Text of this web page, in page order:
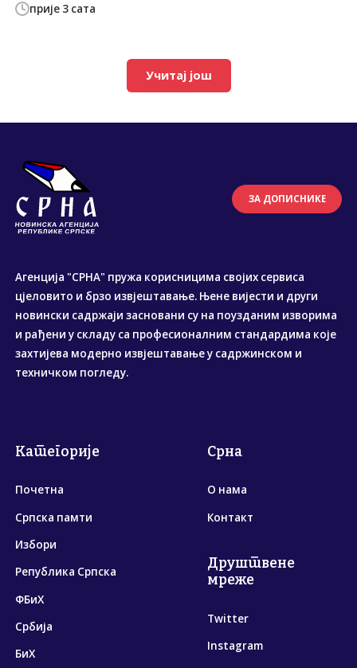
прије 3 сата
Учитај још
ЗА ДОПИСНИКЕ
Агенција "СРНА" пружа корисницима својих сервиса
цјеловито и брзо извјештавање. Њене вијести и други
новински садржаји засновани су на поузданим изворима
и рађени у складу са професионалним стандардима које
захтијева модерно извјештавање у садржинском и
техничком погледу.
Категорије
Почетна
Српска памти
Избори
Република Српска
ФБиХ
Србија
БиХ
Срна
О нама
Контакт
Друштвене
мреже
Twitter
Instagram